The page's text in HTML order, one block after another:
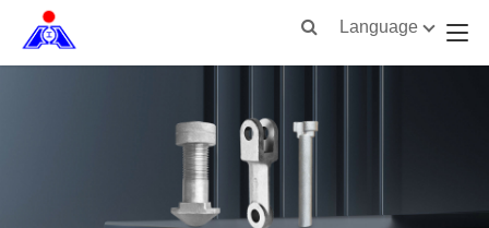
Language